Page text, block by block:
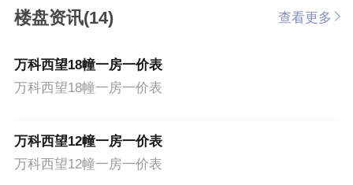
楼盘资讯(14) 查看更多
万科西望18幢一房一价表
万科西望18幢一房一价表
万科西望12幢一房一价表
万科西望12幢一房一价表